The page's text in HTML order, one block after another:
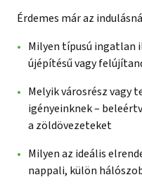
Érdemes már az
Milyen típusú ingatlan
újépítésű vagy
Melyik városrész vagy
igényeinknek –
a zöldövezeteket
Milyen az ideális
nappali, külön